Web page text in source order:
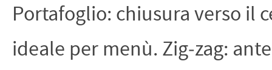
Portafoglio: chiusura verso il
ideale per menù. Zig‑zag: ante